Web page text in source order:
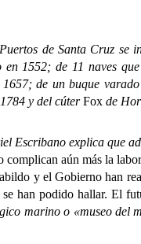
de Santa Cruz se
1552; de 11 naves
de un buque
y del cúterFox de
explica que
complican aún más la
y el Gobierno han
han podido hallar. El
marino o «museo del